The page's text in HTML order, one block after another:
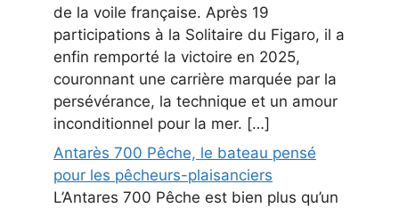
de la voile française. Après 19
participations à la Solitaire du Figaro, il a
enfin remporté la victoire en 2025,
couronnant une carrière marquée par la
persévérance, la technique et un amour
inconditionnel pour la mer. […]
Antarès 700 Pêche, le bateau pensé
pour les pêcheurs-plaisanciers
L’Antares 700 Pêche est bien plus qu’un